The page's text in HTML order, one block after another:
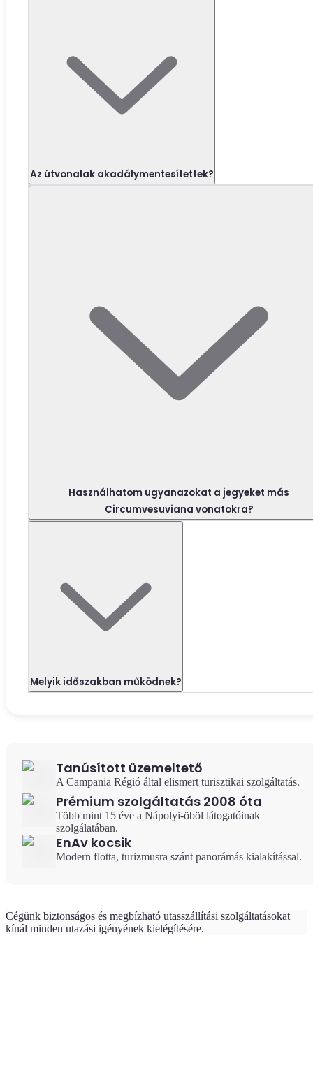
Az útvonalak akadálymentesítettek?
Használhatom ugyanazokat a jegyeket más
Circumvesuviana vonatokra?
Melyik időszakban működnek?
Tanúsított üzemeltető
A Campania Régió által elismert turisztikai szolgáltatás.
Prémium szolgáltatás 2008 óta
Több mint 15 éve a Nápolyi-öböl látogatóinak
szolgálatában.
EnAv kocsik
Modern flotta, turizmusra szánt panorámás kialakítással.
Cégünk biztonságos és megbízható utasszállítási szolgáltatásokat
kínál minden utazási igényének kielégítésére.